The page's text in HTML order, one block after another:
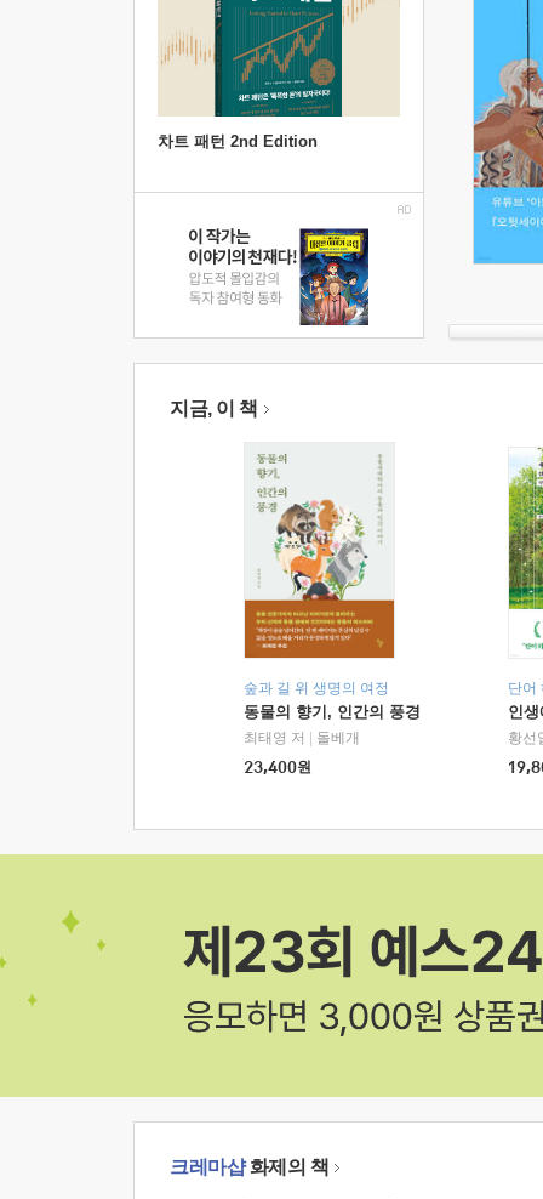
차트 패턴 2nd Edition
지금, 이 책
숲과 길 위 생명의 여정
동물의 향기, 인간의 풍경
최태영 저
돌베개
23,400원
단어
인
황선
크레마샵화제의 책